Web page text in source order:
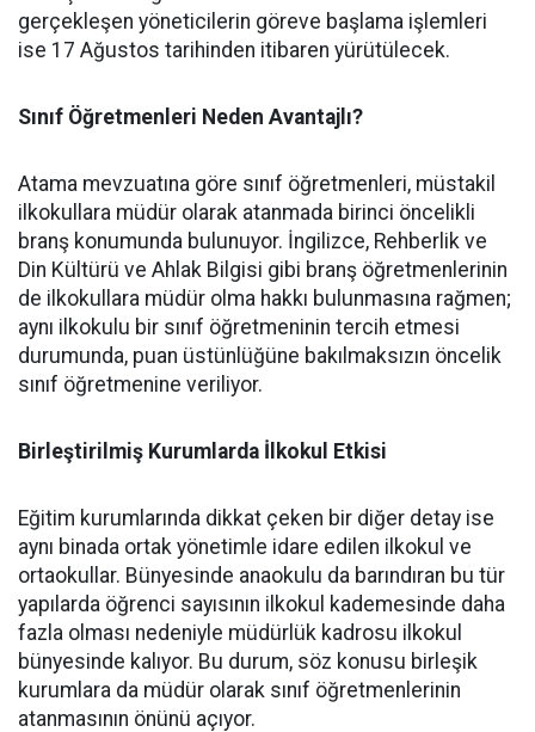
gerçekleşen yöneticilerin göreve başlama işlemleri
ise 17 Ağustos tarihinden itibaren yürütülecek.
Sınıf Öğretmenleri Neden Avantajlı?
​Atama mevzuatına göre sınıf öğretmenleri, müstakil
ilkokullara müdür olarak atanmada birinci öncelikli
branş konumunda bulunuyor. İngilizce, Rehberlik ve
Din Kültürü ve Ahlak Bilgisi gibi branş öğretmenlerinin
de ilkokullara müdür olma hakkı bulunmasına rağmen;
aynı ilkokulu bir sınıf öğretmeninin tercih etmesi
durumunda, puan üstünlüğüne bakılmaksızın öncelik
sınıf öğretmenine veriliyor.
​Birleştirilmiş Kurumlarda İlkokul Etkisi
​Eğitim kurumlarında dikkat çeken bir diğer detay ise
aynı binada ortak yönetimle idare edilen ilkokul ve
ortaokullar. Bünyesinde anaokulu da barındıran bu tür
yapılarda öğrenci sayısının ilkokul kademesinde daha
fazla olması nedeniyle müdürlük kadrosu ilkokul
bünyesinde kalıyor. Bu durum, söz konusu birleşik
kurumlara da müdür olarak sınıf öğretmenlerinin
atanmasının önünü açıyor.